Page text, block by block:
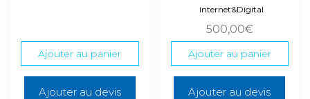
Ajouter au panier
Ajouter au devis
internet&Digital
500,00€
Ajouter au panier
Ajouter au devis